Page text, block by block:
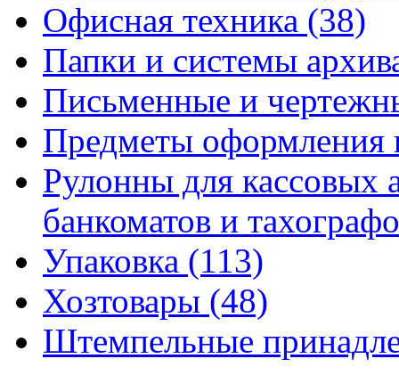
Офисная техника (38)
Папки и системы
Письменные и
Предметы оформления
Рулонны для кассовых
банкоматов и
Упаковка (113)
Хозтовары (48)
Штемпельные